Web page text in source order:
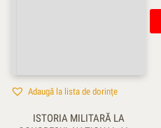
Adaugă la lista de dorințe
ISTORIA MILITARĂ LA